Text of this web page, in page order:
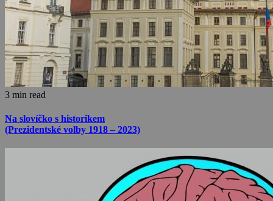
3 min read
Na slovíčko s historikem
(Prezidentské volby 1918 – 2023)